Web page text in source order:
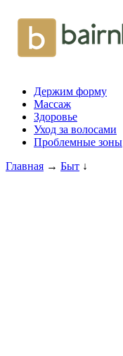
Держим форму
Массаж
Здоровье
Уход за волосами
Проблемные зоны
Главная → Быт ↓